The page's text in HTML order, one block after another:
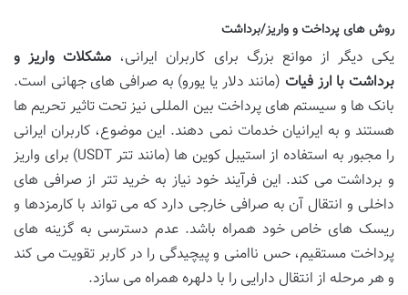
روش های پرداخت و واریز/برداشت
یکی دیگر از موانع بزرگ برای کاربران ایرانی، مشکلات واریز و
برداشت با ارز فیات (مانند دلار یا یورو) به صرافی های جهانی است.
بانک ها و سیستم های پرداخت بین المللی نیز تحت تاثیر تحریم ها
هستند و به ایرانیان خدمات نمی دهند. این موضوع، کاربران ایرانی
را مجبور به استفاده از استیبل کوین ها (مانند تتر USDT) برای واریز
و برداشت می کند. این فرآیند خود نیاز به خرید تتر از صرافی های
داخلی و انتقال آن به صرافی خارجی دارد که می تواند با کارمزدها و
ریسک های خاص خود همراه باشد. عدم دسترسی به گزینه های
پرداخت مستقیم، حس ناامنی و پیچیدگی را در کاربر تقویت می کند
و هر مرحله از انتقال دارایی را با دلهره همراه می سازد.